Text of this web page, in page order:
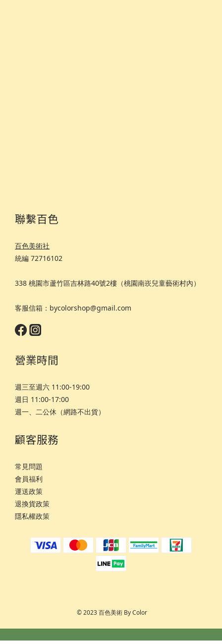
聯繫百色
百色美術社
統編 72716102
338 桃園市蘆竹區吉林路40號2樓（桃園南崁兒童藝術村內）
客服信箱：bycolorshop@gmail.com
營業時間
週三至週六 11:00-19:00
週日 11:00-17:00
週一、二公休（網路不出貨）
顧客服務
常見問題
會員福利
運送政策
退換貨政策
隱私權政策
© 2023 百色美術 By Color